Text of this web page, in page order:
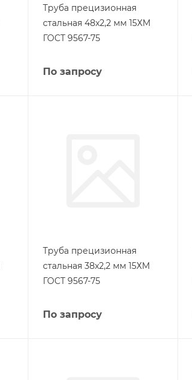
Труба прецизионная
стальная 48х2,2 мм 15ХМ
ГОСТ 9567-75
По запросу
Труба прецизионная
стальная 38х2,2 мм 15ХМ
ГОСТ 9567-75
По запросу